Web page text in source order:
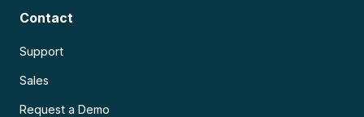
Contact
Support
Sales
Request a Demo